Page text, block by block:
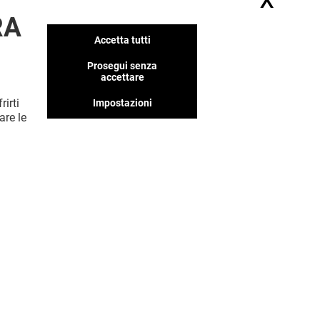
Abbiamo tanti negozi che
pensiamo ti piaceranno, non
le
Accetta tutti
Prosegui senza
accettare
Impostazioni